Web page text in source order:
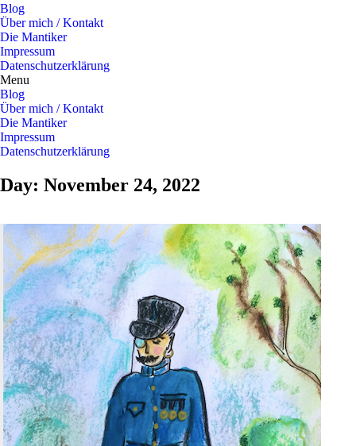
Blog
Über mich / Kontakt
Die Mantiker
Impressum
Datenschutzerklärung
Menu
Blog
Über mich / Kontakt
Die Mantiker
Impressum
Datenschutzerklärung
Day: November 24, 2022